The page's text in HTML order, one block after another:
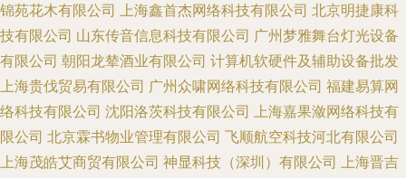
锦苑花木有限公司 上海鑫首杰网络科技有限公司 北京明捷康科
技有限公司 山东传音信息科技有限公司 广州梦雅舞台灯光设备
有限公司 朝阳龙辇酒业有限公司 计算机软硬件及辅助设备批发
上海贵伐贸易有限公司 广州众啸网络科技有限公司 福建易算网
络科技有限公司 沈阳洛茨科技有限公司 上海嘉果潋网络科技有
限公司 北京霖书物业管理有限公司 飞顺航空科技河北有限公司
上海茂皓艾商贸有限公司 神显科技（深圳）有限公司 上海晋吉